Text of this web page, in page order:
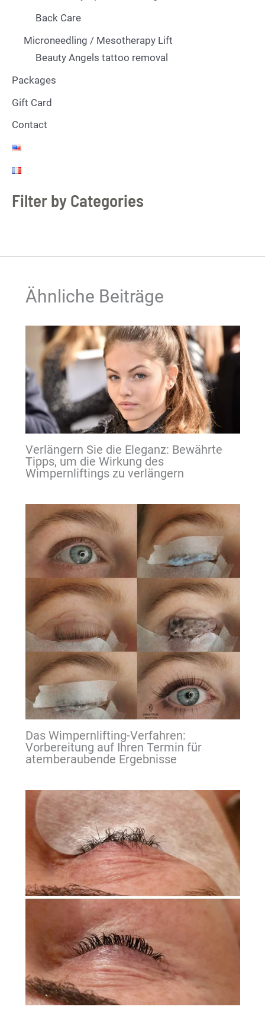
Back Care
Microneedling / Mesotherapy Lift
Beauty Angels tattoo removal
Packages
Gift Card
Contact
Filter by Categories
Ähnliche Beiträge
Verlängern Sie die Eleganz: Bewährte
Tipps, um die Wirkung des
Wimpernliftings zu verlängern
Das Wimpernlifting-Verfahren:
Vorbereitung auf Ihren Termin für
atemberaubende Ergebnisse